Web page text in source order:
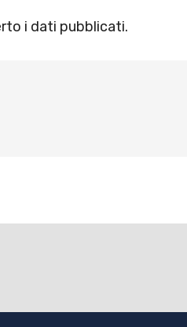
i dati pubblicati.